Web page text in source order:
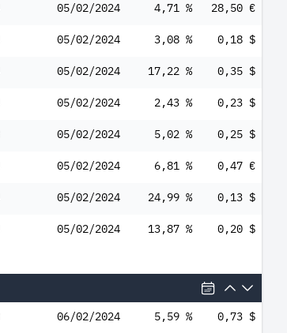
05/02/2024 4,71 % 28,50 €
05/02/2024 3,08 % 0,18 $
05/02/2024 17,22 % 0,35 $
05/02/2024 2,43 % 0,23 $
05/02/2024 5,02 % 0,25 $
05/02/2024 6,81 % 0,47 €
05/02/2024 24,99 % 0,13 $
05/02/2024 13,87 % 0,20 $
06/02/2024 5,59 % 0,73 $